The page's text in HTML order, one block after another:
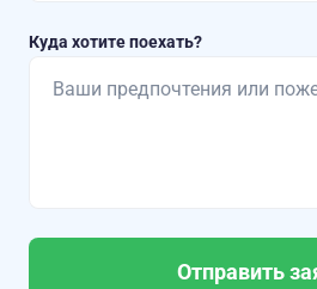
Куда хотите поехать?
Отправить